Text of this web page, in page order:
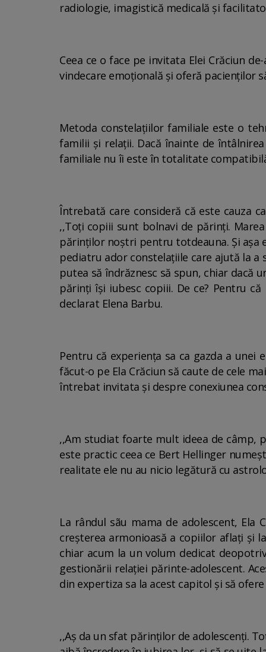
radiologie, imagistică medicală și
Ceea ce o face pe invitata Elei Crăciun
vindecare emoțională și oferă pacienților
Metoda constelațiilor familiale este o
familii și relații. Dacă înainte de
familiale nu îi este în totalitate
Întrebată care consideră că este cauza
,,Toți copiii sunt bolnavi de părinți.
părinților noștri pentru totdeauna. Și
pediatru ador constelațiile care ajută la
putea să îndrăznesc să spun, chiar dacă
părinți își iubesc copiii. De ce? Pentru
declarat Elena Barbu.
Pentru că experiența sa ca gazda a
făcut-o pe Ela Crăciun să caute de cele
întrebat invitata și despre conexiunea
,,Am studiat foarte mult ideea de câmp,
este practic ceea ce Bert Hellinger
realitate ele nu au nicio legătură cu
La rândul sãu mama de adolescent,
creșterea armonioasă a copiilor aflați și
chiar acum la un volum dedicat
gestionării relației părinte-adolescent.
din expertiza sa la acest capitol și să
,,Aș da un sfat părinților de adolescenți.